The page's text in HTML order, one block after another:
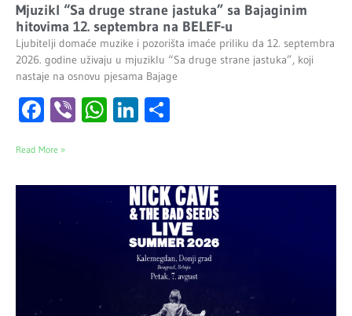
Mjuzikl “Sa druge strane jastuka” sa Bajaginim
hitovima 12. septembra na BELEF-u
Ljubitelji domaće muzike i pozorišta imaće priliku da 12. septembra
2026. godine uživaju u mjuziklu “Sa druge strane jastuka”, koji
nastaje na osnovu pjesama Bajage
Facebook
ViberWhatsApp
LinkedIn
Read More »